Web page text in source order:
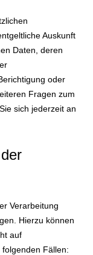
Auskunft
Daten, deren
oder
Fragen zum
sich jederzeit an
Verarbeitung
Hierzu können
auf
Fällen: